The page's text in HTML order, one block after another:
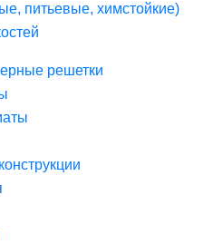
питьевые, химстойкие)
решетки